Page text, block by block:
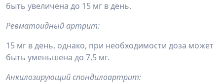
быть увеличена до 15 мг в день.
Ревматоидный артрит:
15 мг в день, однако, при необходимости доза может
быть уменьшена до 7,5 мг.
Анкилозирующий спондилоартрит: